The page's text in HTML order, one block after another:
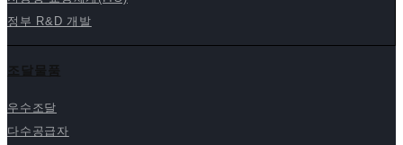
지능형 교통체계(ITS)
정부 R&D 개발
우수조달